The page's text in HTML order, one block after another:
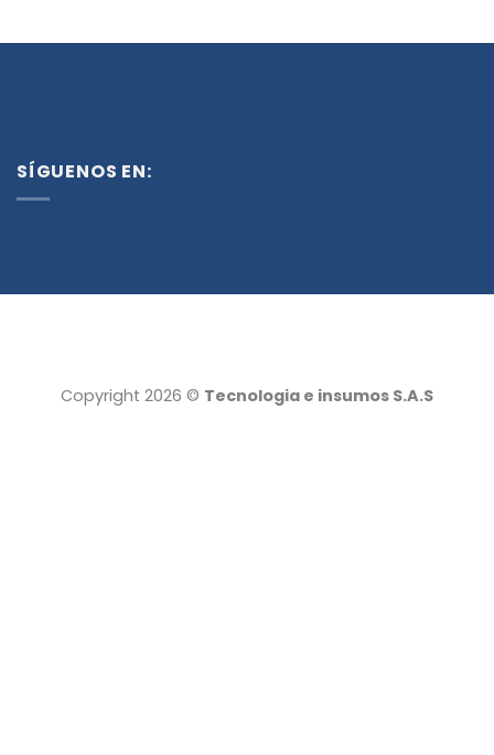
SÍGUENOS EN:
Copyright 2026 © Tecnologia e insumos S.A.S